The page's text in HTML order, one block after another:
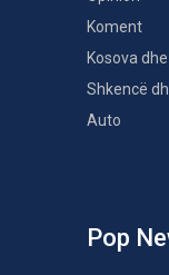
Koment
Kosova
Shkencë
Auto
Pop